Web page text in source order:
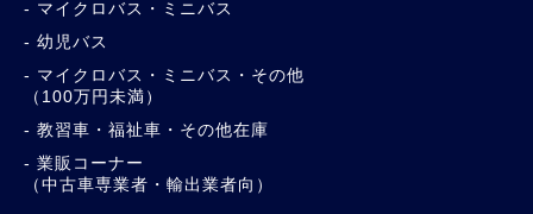
マイクロバス・ミニバス
幼児バス
マイクロバス・ミニバス・その他
（100万円未満）
教習車・福祉車・その他在庫
業販コーナー
（中古車専業者・輸出業者向）